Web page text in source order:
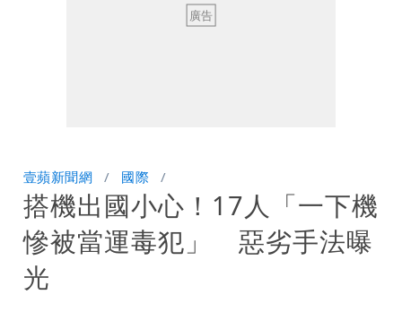
壹蘋新聞網 國際
搭機出國小心！17人「一下機
慘被當運毒犯」 惡劣手法曝
光